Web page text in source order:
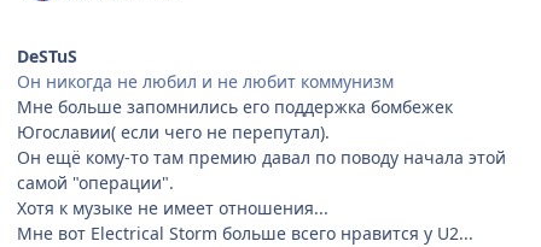
DeSTuS
Он никогда не любил и не любит коммунизм
Мне больше запомнились его поддержка бомбежек
Югославии( если чего не перепутал).
Он ещё кому-то там премию давал по поводу начала этой
самой "операции".
Хотя к музыке не имеет отношения...
Мне вот Electrical Storm больше всего нравится у U2...